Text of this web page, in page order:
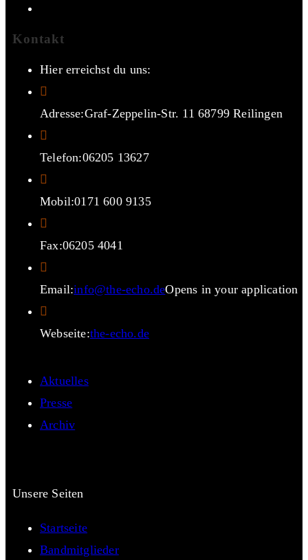
Kontakt
Hier erreichst du uns:
Adresse:Graf-Zeppelin-Str. 11 68799 Reilingen
Telefon:06205 13627
Mobil:0171 600 9135
Fax:06205 4041
Email:info@the-echo.deOpens in your application
Webseite:the-echo.de
Aktuelles
Presse
Archiv
Unsere Seiten
Startseite
Bandmitglieder